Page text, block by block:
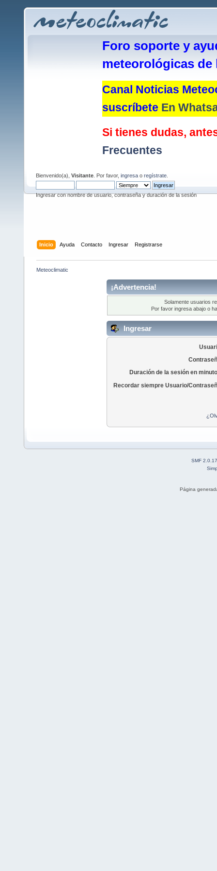
Foro soporte y
meteorológicas de
Canal Noticias
suscríbete En
Si tienes dudas,
Frecuentes
Bienvenido(a), Visitante . Por favor, ingresa o regístrate
Ingresar con nombre de usuario, contraseña y duración de la sesión
Inicio Ayuda Contacto Ingresar Registrarse
Meteoclimatic
¡Advertencia!
Solamente usuarios
Por favor ingresa abajo o
Ingresar
Duración de la sesión en
Recordar siempre Usuario/
SMF 2.0.17
Página